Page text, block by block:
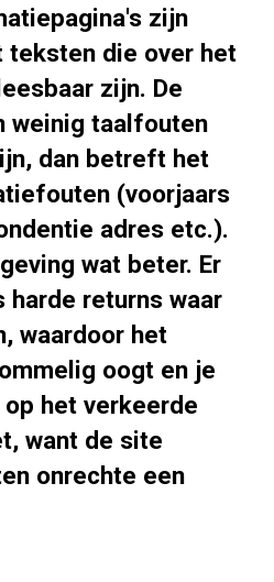
zijn
teksten die over het
zijn. De
weinig taalfouten
dan betreft het
(voorjaars
adres etc.).
wat beter. Er
harde returns waar
waardoor het
oogt en je
het verkeerde
want de site
onrechte een